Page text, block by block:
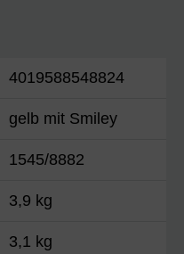
4019588548824
gelb mit Smiley
1545/8882
3,9 kg
3,1 kg